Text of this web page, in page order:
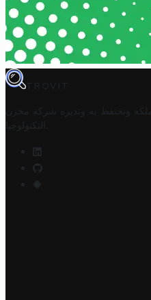
TROVIT
وتحتفظ به وتديره
شركة مخزن
التكنولوجيا